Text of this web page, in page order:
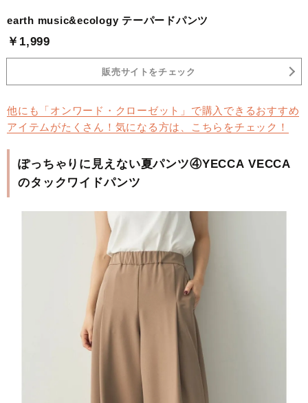
earth music&ecology テーパードパンツ
￥1,999
販売サイトをチェック
他にも「オンワード・クローゼット」で購入できるおすすめ
アイテムがたくさん！気になる方は、こちらをチェック！
ぽっちゃりに見えない夏パンツ④YECCA VECCA
のタックワイドパンツ